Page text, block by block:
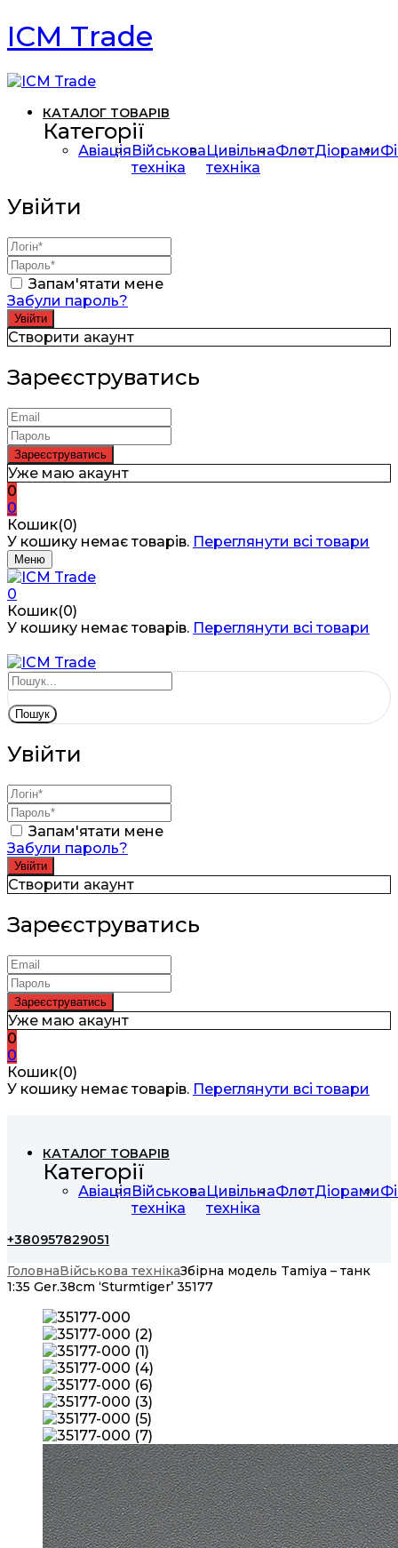
ICM Trade
КАТАЛОГ ТОВАРІВ
Категорії
АвіаціяВійськова
техніка
Цивільна
техніка
ФлотДіорами
Увійти
Запам'ятати мене
Забули пароль?
Створити акаунт
Зареєструватись
Уже маю акаунт
0
0
Кошик(0)
У кошику немає товарів. Переглянути всі товари
Меню
0
Кошик(0)
У кошику немає товарів. Переглянути всі товари
Пошук
Увійти
Запам'ятати мене
Забули пароль?
Створити акаунт
Зареєструватись
Уже маю акаунт
0
0
Кошик(0)
У кошику немає товарів. Переглянути всі товари
КАТАЛОГ ТОВАРІВ
Категорії
АвіаціяВійськова
техніка
Цивільна
техніка
ФлотДіорами
+380957829051
ГоловнаВійськова технікаЗбірна модель Tamiya – танк
1:35 Ger.38cm ‘Sturmtiger’ 35177